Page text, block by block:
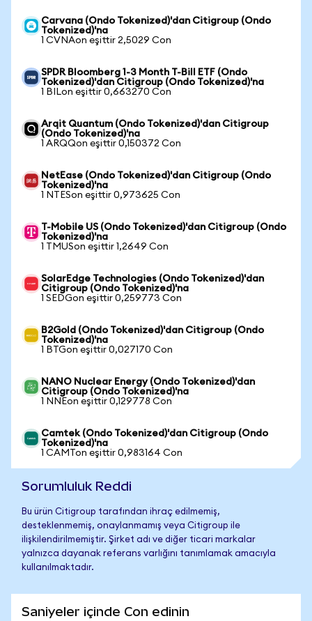
Carvana (Ondo Tokenized)'dan Citigroup (Ondo
Tokenized)'na
1 CVNAon eşittir 2,5029 Con
SPDR Bloomberg 1-3 Month T-Bill ETF (Ondo
Tokenized)'dan Citigroup (Ondo Tokenized)'na
1 BILon eşittir 0,663270 Con
Arqit Quantum (Ondo Tokenized)'dan Citigroup
(Ondo Tokenized)'na
1 ARQQon eşittir 0,150372 Con
NetEase (Ondo Tokenized)'dan Citigroup (Ondo
Tokenized)'na
1 NTESon eşittir 0,973625 Con
T-Mobile US (Ondo Tokenized)'dan Citigroup (Ondo
Tokenized)'na
1 TMUSon eşittir 1,2649 Con
SolarEdge Technologies (Ondo Tokenized)'dan
Citigroup (Ondo Tokenized)'na
1 SEDGon eşittir 0,259773 Con
B2Gold (Ondo Tokenized)'dan Citigroup (Ondo
Tokenized)'na
1 BTGon eşittir 0,027170 Con
NANO Nuclear Energy (Ondo Tokenized)'dan
Citigroup (Ondo Tokenized)'na
1 NNEon eşittir 0,129778 Con
Camtek (Ondo Tokenized)'dan Citigroup (Ondo
Tokenized)'na
1 CAMTon eşittir 0,983164 Con
Sorumluluk Reddi
Bu ürün Citigroup tarafından ihraç edilmemiş,
desteklenmemiş, onaylanmamış veya Citigroup ile
ilişkilendirilmemiştir. Şirket adı ve diğer ticari markalar
yalnızca dayanak referans varlığını tanımlamak amacıyla
kullanılmaktadır.
Saniyeler içinde Con edinin